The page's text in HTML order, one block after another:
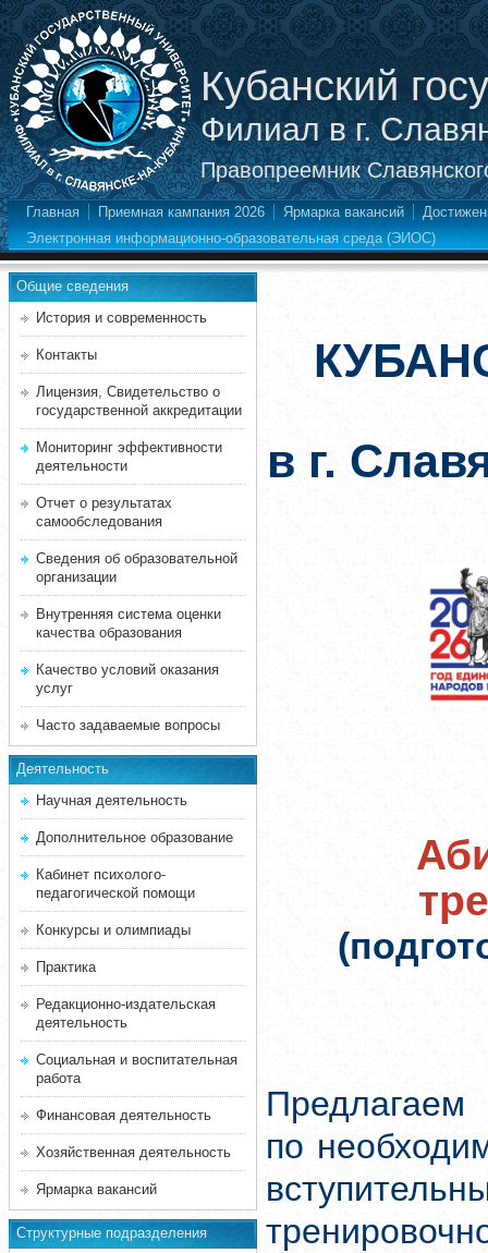
Кубанский
Филиал в г.
Правопреемник
Главная Приемная кампания 2026 Ярмарка вакансий
Электронная информационно-образовательная среда (ЭИОС)
Общие сведения
История и современность
Контакты
Лицензия, Свидетельство о
государственной аккредитации
Мониторинг эффективности
деятельности
Отчет о результатах
самообследования
Сведения об образовательной
организации
Внутренняя система оценки
качества образования
Качество условий оказания
услуг
Часто задаваемые вопросы
Деятельность
Научная деятельность
Дополнительное образование
Кабинет психолого-
педагогической помощи
Конкурсы и олимпиады
Практика
Редакционно-издательская
деятельность
Социальная и воспитательная
работа
Финансовая деятельность
Хозяйственная деятельность
Ярмарка вакансий
Структурные подразделения
в г.
Предлагаем
по